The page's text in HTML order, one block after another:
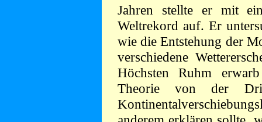
Jahren stellte er mit
Weltrekord auf. Er
wie die Entstehung der
verschiedene
Höchsten Ruhm
Theorie von der